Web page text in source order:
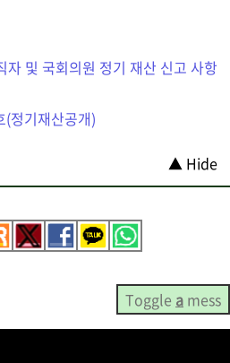
및 국회의원 정기 재산 신고 사항
정기재산공개)
▲ Hide
Toggle a mess